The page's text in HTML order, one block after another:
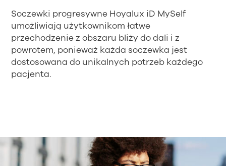
Soczewki progresywne Hoyalux iD MySelf
umożliwiają użytkownikom łatwe
przechodzenie z obszaru bliży do dali i z
powrotem, ponieważ każda soczewka jest
dostosowana do unikalnych potrzeb każdego
pacjenta.